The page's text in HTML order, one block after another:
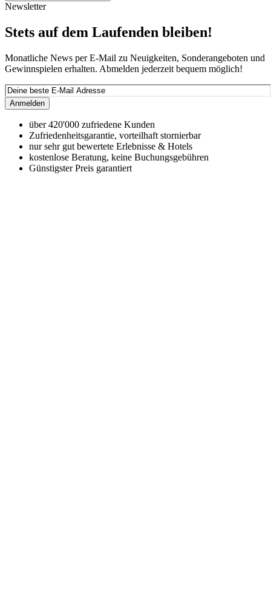
Newsletter
Stets auf dem Laufenden bleiben!
Monatliche News per E-Mail zu Neuigkeiten, Sonderangeboten und
Gewinnspielen erhalten. Abmelden jederzeit bequem möglich!
Anmelden
über 420'000 zufriedene Kunden
Zufriedenheitsgarantie, vorteilhaft stornierbar
nur sehr gut bewertete Erlebnisse & Hotels
kostenlose Beratung, keine Buchungsgebühren
Günstigster Preis garantiert